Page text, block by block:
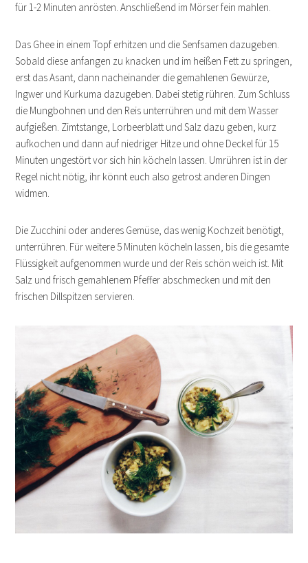
für 1-2 Minuten anrösten. Anschließend im Mörser fein mahlen.
Das Ghee in einem Topf erhitzen und die Senfsamen dazugeben.
Sobald diese anfangen zu knacken und im heißen Fett zu springen,
erst das Asant, dann nacheinander die gemahlenen Gewürze,
Ingwer und Kurkuma dazugeben. Dabei stetig rühren. Zum Schluss
die Mungbohnen und den Reis unterrühren und mit dem Wasser
aufgießen. Zimtstange, Lorbeerblatt und Salz dazu geben, kurz
aufkochen und dann auf niedriger Hitze und ohne Deckel für 15
Minuten ungestört vor sich hin köcheln lassen. Umrühren ist in der
Regel nicht nötig, ihr könnt euch also getrost anderen Dingen
widmen.
Die Zucchini oder anderes Gemüse, das wenig Kochzeit benötigt,
unterrühren. Für weitere 5 Minuten köcheln lassen, bis die gesamte
Flüssigkeit aufgenommen wurde und der Reis schön weich ist. Mit
Salz und frisch gemahlenem Pfeffer abschmecken und mit den
frischen Dillspitzen servieren.